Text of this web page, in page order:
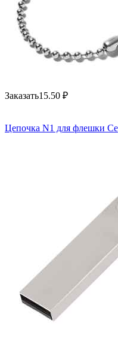
Заказать15.50 ₽
Цепочка N1 для флешки